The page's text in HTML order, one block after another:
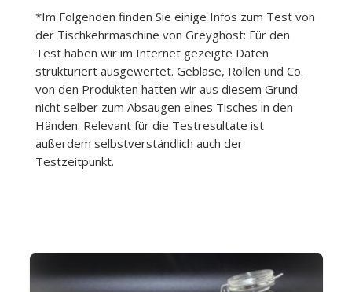
*Im Folgenden finden Sie einige Infos zum Test von
der Tischkehrmaschine von Greyghost: Für den
Test haben wir im Internet gezeigte Daten
strukturiert ausgewertet. Gebläse, Rollen und Co.
von den Produkten hatten wir aus diesem Grund
nicht selber zum Absaugen eines Tisches in den
Händen. Relevant für die Testresultate ist
außerdem selbstverständlich auch der
Testzeitpunkt.